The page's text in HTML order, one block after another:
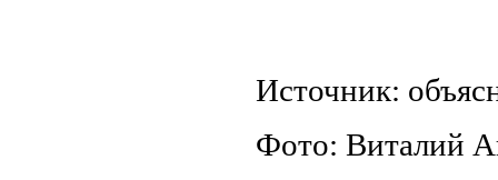
Источник:
Фото: Виталий